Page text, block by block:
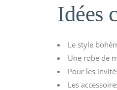
Idées
Le style
Une robe de
Pour les
Les